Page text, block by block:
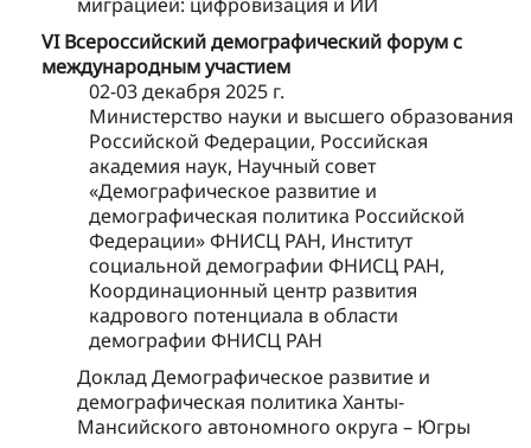
миграцией: цифровизация и ИИ
VI Всероссийский демографический форум с
международным участием
02-03 декабря 2025 г.
Министерство науки и высшего образования
Российской Федерации, Российская
академия наук, Научный совет
«Демографическое развитие и
демографическая политика Российской
Федерации» ФНИСЦ РАН, Институт
социальной демографии ФНИСЦ РАН,
Координационный центр развития
кадрового потенциала в области
демографии ФНИСЦ РАН
Доклад Демографическое развитие и
демографическая политика Ханты-
Мансийского автономного округа – Югры